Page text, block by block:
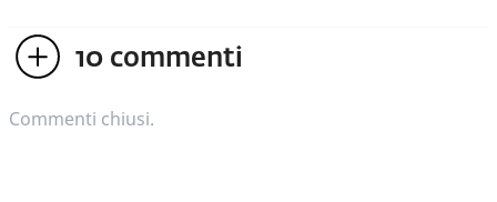
10 commenti
Commenti chiusi.